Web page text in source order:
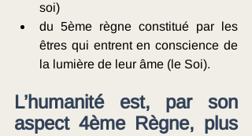
soi)
du 5ème règne constitué par les
êtres qui entrent en conscience de
la lumière de leur âme (le Soi).
L’humanité est, par son
aspect 4ème Règne, plus